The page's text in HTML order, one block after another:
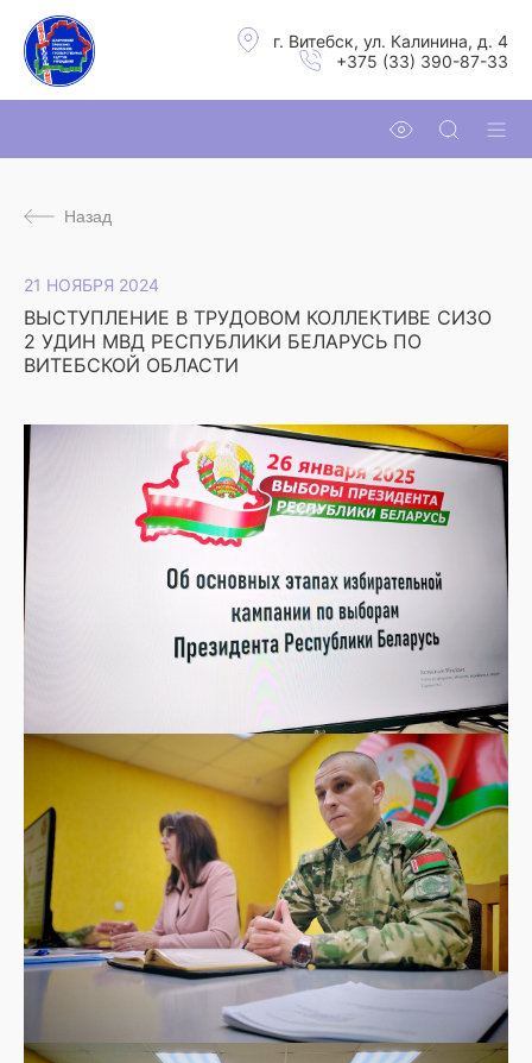
г. Витебск, ул. Калинина, д. 4
+375 (33) 390-87-33
Назад
21 НОЯБРЯ 2024
ВЫСТУПЛЕНИЕ В ТРУДОВОМ КОЛЛЕКТИВЕ СИЗО
2 УДИН МВД РЕСПУБЛИКИ БЕЛАРУСЬ ПО
ВИТЕБСКОЙ ОБЛАСТИ